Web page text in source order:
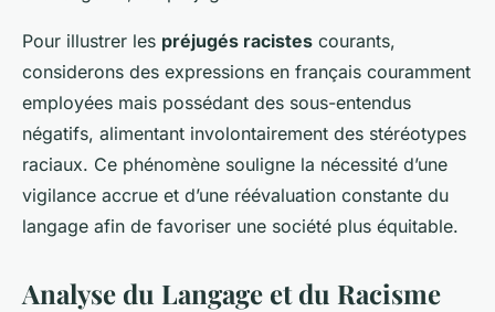
Pour illustrer les préjugés racistes courants,
considerons des expressions en français couramment
employées mais possédant des sous-entendus
négatifs, alimentant involontairement des stéréotypes
raciaux. Ce phénomène souligne la nécessité d’une
vigilance accrue et d’une réévaluation constante du
langage afin de favoriser une société plus équitable.
Analyse du Langage et du Racisme